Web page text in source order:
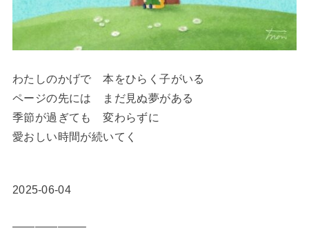
わたしのかげで 本をひらく子がいる
ページの先には まだ見ぬ夢がある
季節が過ぎても 変わらずに
愛おしい時間が続いてく
2025-06-04
——————–